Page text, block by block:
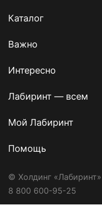
Каталог
Важно
Интересно
Лабиринт — всем
Мой Лабиринт
Помощь
© Холдинг «Лабиринт»
8 800 600-95-25